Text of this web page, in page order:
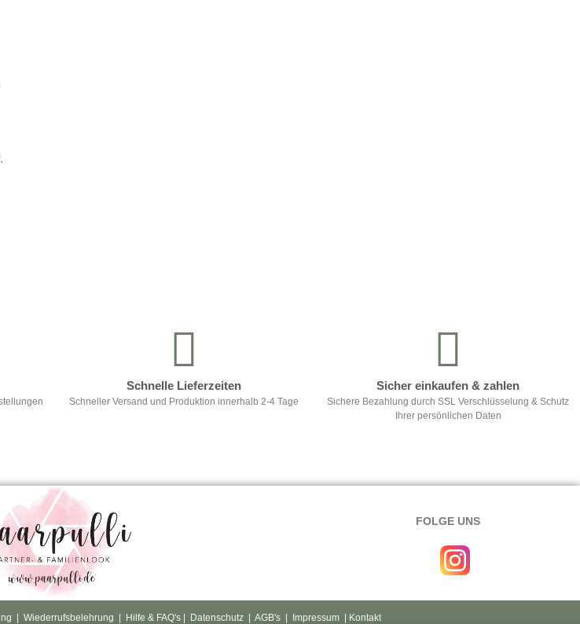
Schnelle Lieferzeiten
Schneller Versand und Produktion innerhalb 2-4 Tage
Sicher einkaufen & zahlen
Sichere Bezahlung durch SSL Verschlüsselung & Schutz
Ihrer persönlichen Daten
FOLGE UNS
Wiederrufsbelehrung Hilfe & FAQ's| Datenschutz| AGB's Impressum | Kontakt